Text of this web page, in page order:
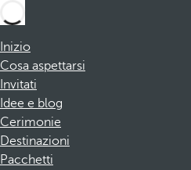
Inizio
Cosa aspettarsi
Invitati
Idee e blog
Cerimonie
Destinazioni
Pacchetti